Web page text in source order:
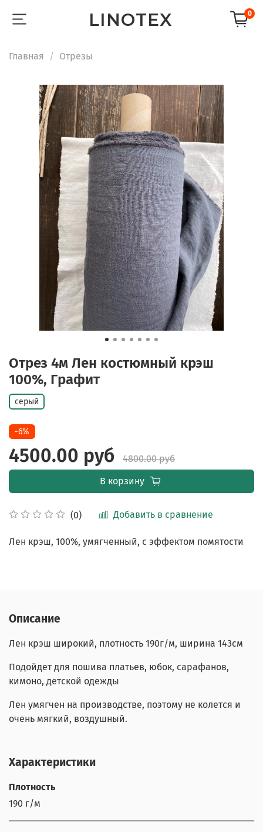
LINOTEX 0
Главная Отрезы
Отрез 4м Лен костюмный крэш
100%, Графит
(0) Добавить в сравнение
серый
-6%
4500.00 руб
4800.00 руб
В корзину
Лен крэш, 100%, умягченный, с эффектом помятости
Описание
Лен крэш широкий, плотность 190г/м, ширина 143см
Подойдет для пошива платьев, юбок, сарафанов,
кимоно, детской одежды
Лен умягчен на производстве, поэтому не колется и
очень мягкий, воздушный.
Характеристики
Плотность
190 г/м